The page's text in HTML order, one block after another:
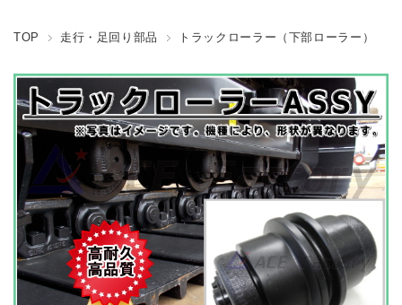
TOP 走行・足回り部品 トラックローラー（下部ローラー）